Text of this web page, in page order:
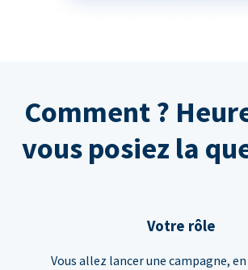
Comment ?
vous posiez la
Votre rôle
Vous allez lancer une campagne,